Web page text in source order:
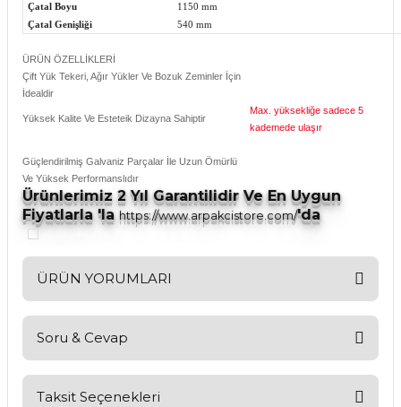
Çatal Boyu
1150 mm
Çatal Genişliği
540 mm
ÜRÜN ÖZELLİKLERİ
Çift Yük Tekeri, Ağır Yükler Ve Bozuk Zeminler İçin
İdealdir
Yüksek Kalite Ve Esteteik Dizayna Sahiptir
Max. yüksekliğe sadece 5
kademede ulaşır
Güçlendirilmiş Galvaniz Parçalar İle Uzun Ömürlü
Ve Yüksek Performanslıdır
Ürünlerimiz 2 Yıl Garantilidir Ve En Uygun
Fiyatlarla 'la https://www.arpakcistore.com/'da
ÜRÜN YORUMLARI
Bu ürüne ilk yorumu siz yapın!
Soru & Cevap
Ürün hakkında henüz soru sorulmamış.
Taksit Seçenekleri